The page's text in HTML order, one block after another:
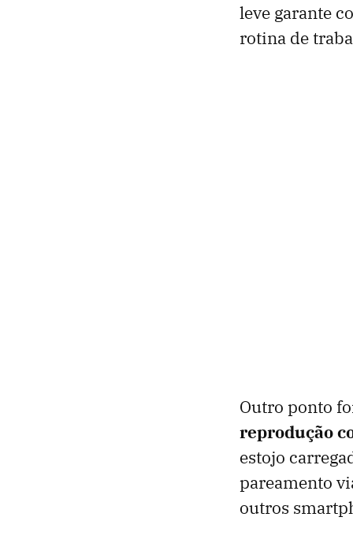
leve garante
rotina de
Outro ponto
reprodução
estojo
pareamento
outros